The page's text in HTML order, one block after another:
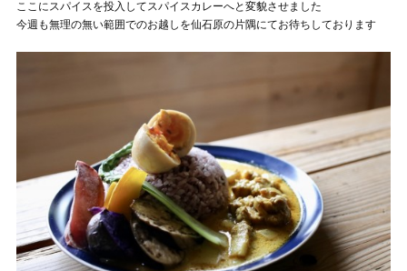
ここにスパイスを投入してスパイスカレーへと変貌させました
今週も無理の無い範囲でのお越しを仙石原の片隅にてお待ちしております